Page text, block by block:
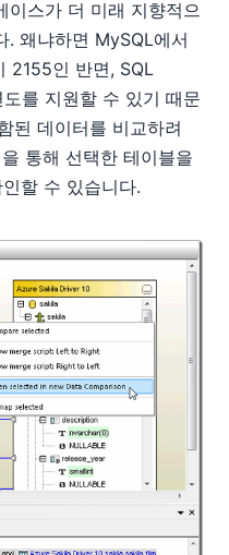
이스가 더 미래 지향적으
. 왜냐하면 MySQL에서
2155인 반면, SQL
를 지원할 수 있기 때문
된 데이터를 비교하려
통해 선택한 테이블을
할 수 있습니다.